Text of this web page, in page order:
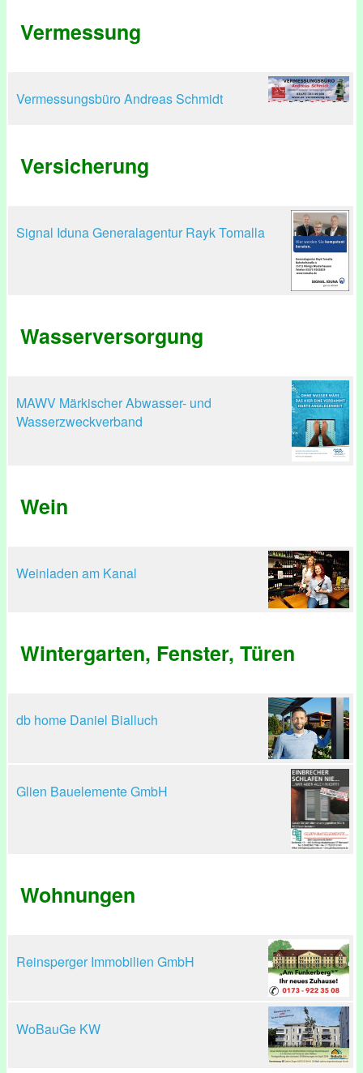
Vermessung
Vermessungsbüro Andreas Schmidt
Versicherung
Signal Iduna Generalagentur Rayk Tomalla
Wasserversorgung
MAWV Märkischer Abwasser- und
Wasserzweckverband
Wein
Weinladen am Kanal
Wintergarten, Fenster, Türen
db home Daniel Bialluch
Glien Bauelemente GmbH
Wohnungen
Reinsperger Immobilien GmbH
WoBauGe KW